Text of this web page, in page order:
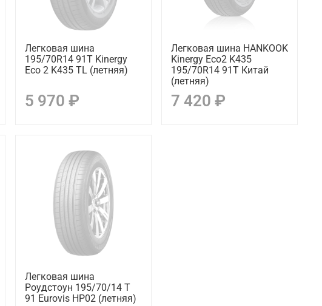
Легковая шина
195/70R14 91T Kinergy
Eco 2 K435 TL (летняя)
5 970 ₽
Легковая шина HANKOOK
Kinergy Eco2 K435
195/70R14 91T Китай
(летняя)
7 420 ₽
Легковая шина
Роудстоун 195/70/14 T
91 Eurovis HP02 (летняя)